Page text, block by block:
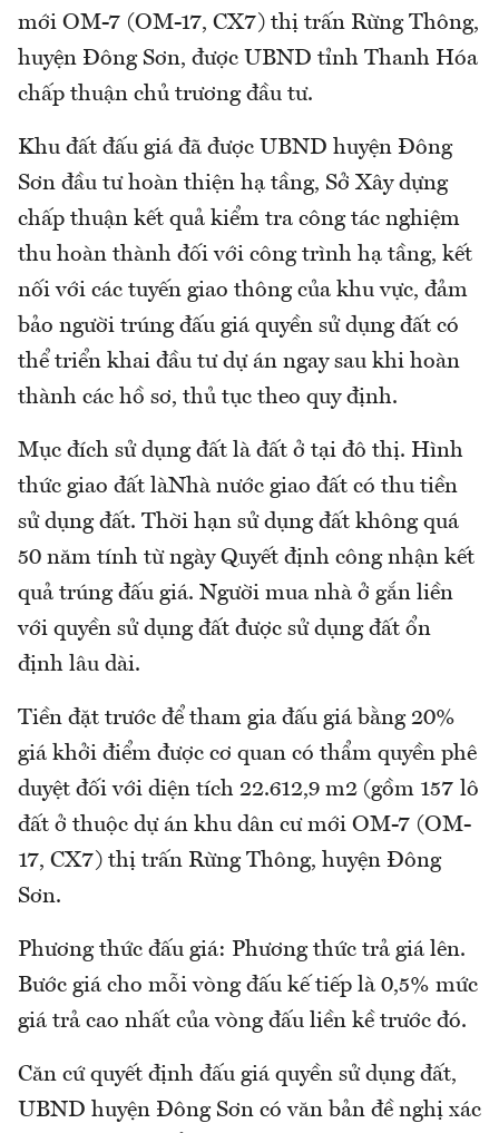
mới OM-7 (OM-17, CX7) thị trấn Rừng Thông,
huyện Đông Sơn, được UBND tỉnh Thanh Hóa
chấp thuận chủ trương đầu tư.
Khu đất đấu giá đã được UBND huyện Đông
Sơn đầu tư hoàn thiện hạ tầng, Sở Xây dựng
chấp thuận kết quả kiểm tra công tác nghiệm
thu hoàn thành đối với công trình hạ tầng, kết
nối với các tuyến giao thông của khu vực, đảm
bảo người trúng đấu giá quyền sử dụng đất có
thể triển khai đầu tư dự án ngay sau khi hoàn
thành các hồ sơ, thủ tục theo quy định.
Mục đích sử dụng đất là đất ở tại đô thị. Hình
thức giao đất làNhà nước giao đất có thu tiền
sử dụng đất. Thời hạn sử dụng đất không quá
50 năm tính từ ngày Quyết định công nhận kết
quả trúng đấu giá. Người mua nhà ở gắn liền
với quyền sử dụng đất được sử dụng đất ổn
định lâu dài.
Tiền đặt trước để tham gia đấu giá bằng 20%
giá khởi điểm được cơ quan có thẩm quyền phê
duyệt đối với diện tích 22.612,9 m2 (gồm 157 lô
đất ở thuộc dự án khu dân cư mới OM-7 (OM-
17, CX7) thị trấn Rừng Thông, huyện Đông
Sơn.
Phương thức đấu giá: Phương thức trả giá lên.
Bước giá cho mỗi vòng đấu kế tiếp là 0,5% mức
giá trả cao nhất của vòng đấu liền kề trước đó.
Căn cứ quyết định đấu giá quyền sử dụng đất,
UBND huyện Đông Sơn có văn bản đề nghị xác